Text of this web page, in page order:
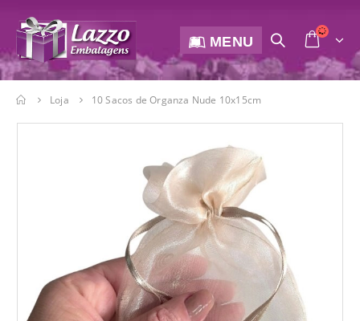
MENU
Loja 10 Sacos de Organza Nude 10x15cm